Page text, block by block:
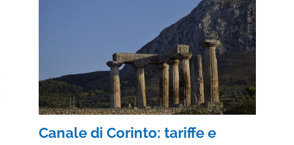
Canale di Corinto: tariffe e